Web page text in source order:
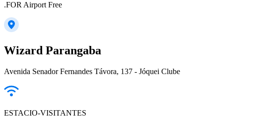
.FOR Airport Free
Wizard Parangaba
Avenida Senador Fernandes Távora, 137 - Jóquei Clube
ESTACIO-VISITANTES